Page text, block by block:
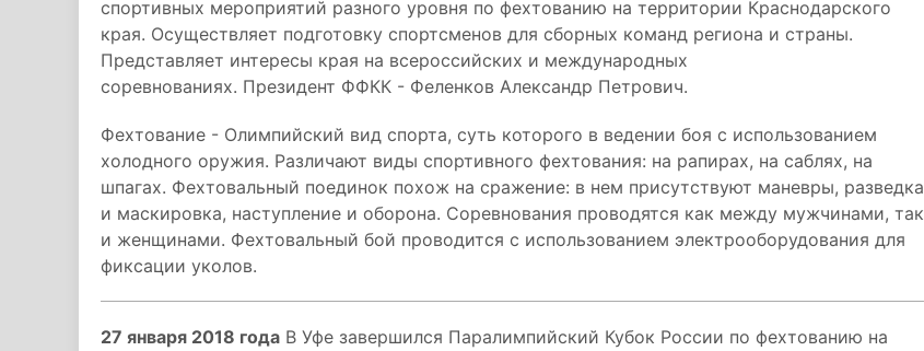
спортивных мероприятий разного уровня по фехтованию на территории Краснодарского
края. Осуществляет подготовку спортсменов для сборных команд региона и страны.
Представляет интересы края на всероссийских и международных
соревнованиях. Президент ФФКК - Феленков Александр Петрович.
Фехтование - Олимпийский вид спорта, суть которого в ведении боя с использованием
холодного оружия. Различают виды спортивного фехтования: на рапирах, на саблях, на
шпагах. Фехтовальный поединок похож на сражение: в нем присутствуют маневры, разведка
и маскировка, наступление и оборона. Соревнования проводятся как между мужчинами, так
и женщинами. Фехтовальный бой проводится с использованием электрооборудования для
фиксации уколов.
27 января 2018 года В Уфе завершился Паралимпийский Кубок России по фехтованию на